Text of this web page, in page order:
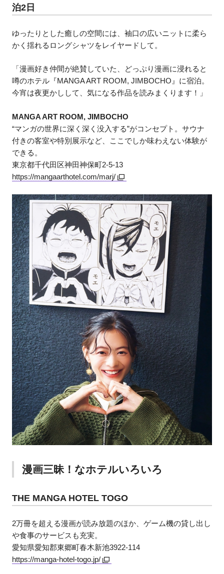
泊2日
ゆったりとした癒しの空間には、袖口の広いニットに柔ら
かく揺れるロングシャツをレイヤードして。
「漫画好き仲間が絶賛していた、どっぷり漫画に浸れると
噂のホテル『MANGA ART ROOM, JIMBOCHO』に宿泊。
今宵は夜更かしして、気になる作品を読みまくります！」
MANGA ART ROOM, JIMBOCHO
“マンガの世界に深く深く没入する”がコンセプト。サウナ
付きの客室や特別展示など、ここでしか味わえない体験が
できる。
東京都千代田区神田神保町2-5-13
https://mangaarthotel.com/marj/
漫画三昧！なホテルいろいろ
THE MANGA HOTEL TOGO
2万冊を超える漫画が読み放題のほか、ゲーム機の貸し出し
や食事のサービスも充実。
愛知県愛知郡東郷町春木新池3922-114
https://manga-hotel-togo.jp/